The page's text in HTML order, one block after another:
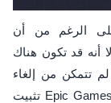
أنه قد تكون هناك
لم تتمكن من إلغاء
تثبيت Epic Games Launcher أو Epic Online Services من جهاز